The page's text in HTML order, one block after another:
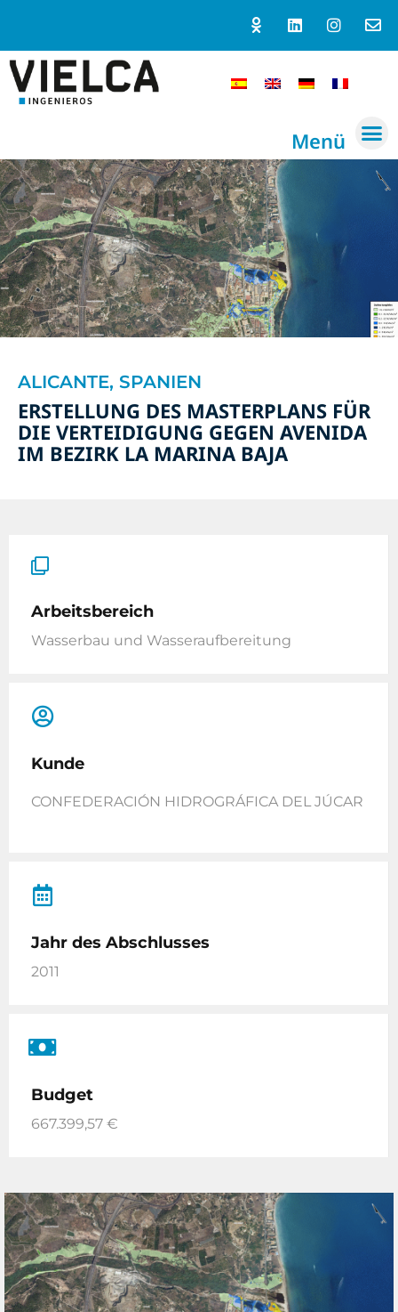
Menü
ALICANTE, SPANIEN
ERSTELLUNG DES MASTERPLANS FÜR
DIE VERTEIDIGUNG GEGEN AVENIDA
IM BEZIRK LA MARINA BAJA
Arbeitsbereich
Wasserbau und Wasseraufbereitung
Kunde
CONFEDERACIÓN HIDROGRÁFICA DEL JÚCAR
Jahr des Abschlusses
2011
Budget
667.399,57 €